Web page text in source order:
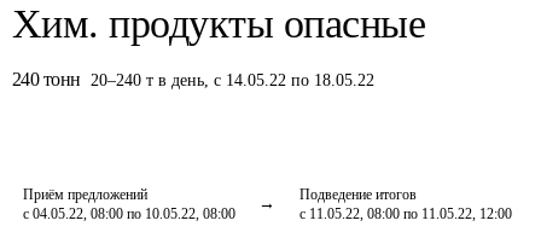
Хим. продукты опасные
240 тонн 20–240 т в день, с 14.05.22 по 18.05.22
Приём предложений
с 04.05.22, 08:00 по 10.05.22, 08:00
Подведение итогов
с 11.05.22, 08:00 по 11.05.22, 12:00